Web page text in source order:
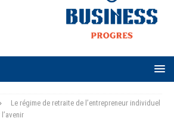
Le régime de retraite de l’entrepreneur individuel